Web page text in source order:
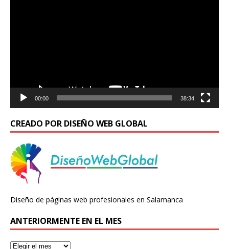
00:00 38:34
CREADO POR DISEÑO WEB GLOBAL
Diseño de páginas web profesionales en Salamanca
ANTERIORMENTE EN EL MES